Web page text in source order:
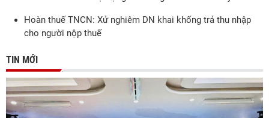
Hoàn thuế TNCN: Xử nghiêm DN khai khống trả thu nhập
cho người nộp thuế
TIN MỚI